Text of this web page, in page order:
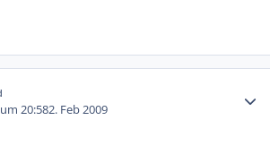
20:582. Feb 2009